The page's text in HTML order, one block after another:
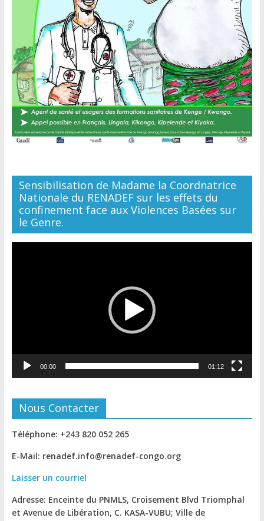
Sensibilisation de Madame la Coordnatrice
Nationale du RENADEF sur les effets du
confinement face aux Violences Basées sur
le Genre.
00:00 01:12
Nous Contacter
Téléphone: +243 820 052 265
E-Mail: renadef.info@renadef-congo.org
Laisser un courriel
Adresse: Enceinte du PNMLS, Croisement Blvd Triomphal
et Avenue de Libération, C. KASA-VUBU; Ville de